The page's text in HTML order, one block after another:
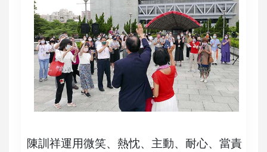
陳訓祥運用微笑、熱忱、主動、耐心、當責